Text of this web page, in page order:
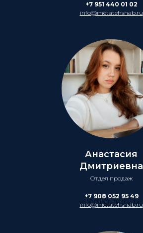
+7 951 440 01 02
info@metatehsnab.ru
Анастасия
Дмитриевна
Отдел продаж
+7 908 052 95 49
info@metatehsnab.ru